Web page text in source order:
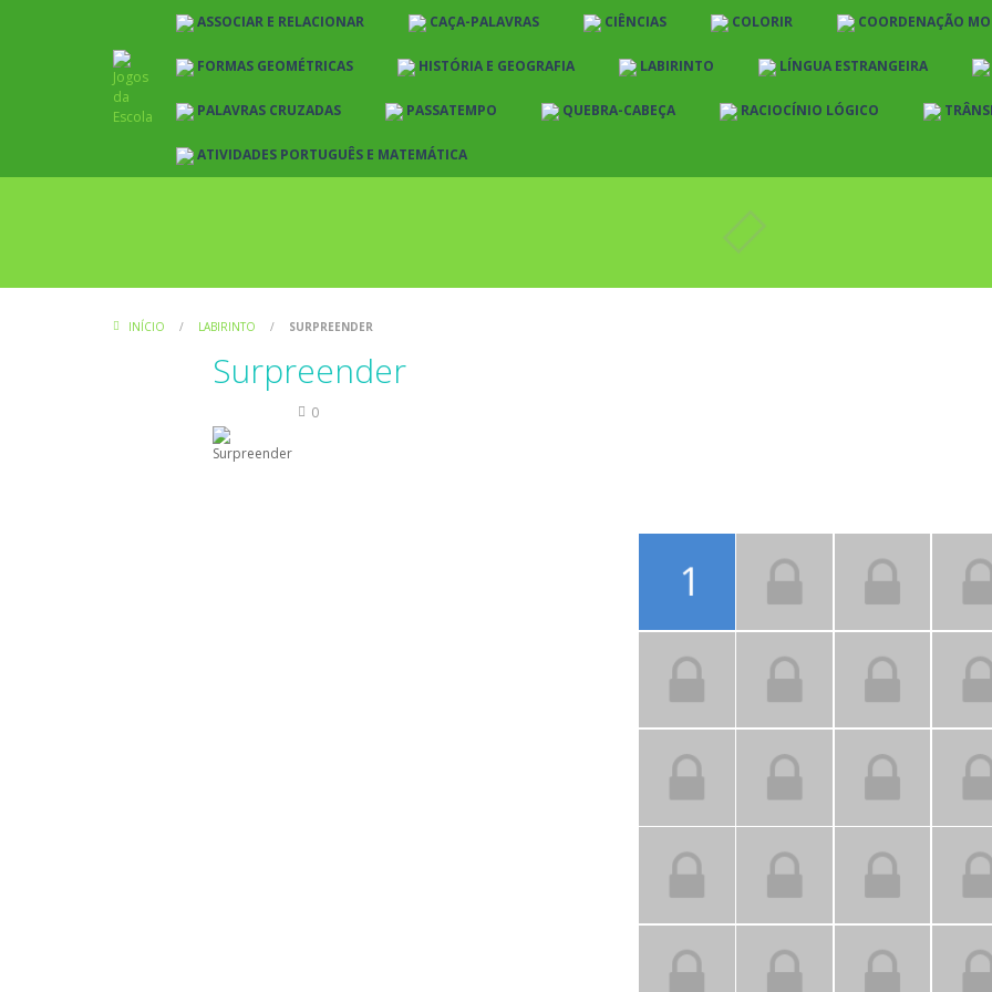
ASSOCIAR E RELACIONAR CAÇA-PALAVRAS CIÊNCIAS COLORIR COORDENAÇÃO
FORMAS GEOMÉTRICAS HISTÓRIA E GEOGRAFIA LABIRINTO LÍNGUA ESTRANGEIRA
PALAVRAS CRUZADAS PASSATEMPO QUEBRA-CABEÇA RACIOCÍNIO LÓGICO
ATIVIDADES PORTUGUÊS E MATEMÁTICA
INÍCIO / LABIRINTO / SURPREENDER
Surpreender
0